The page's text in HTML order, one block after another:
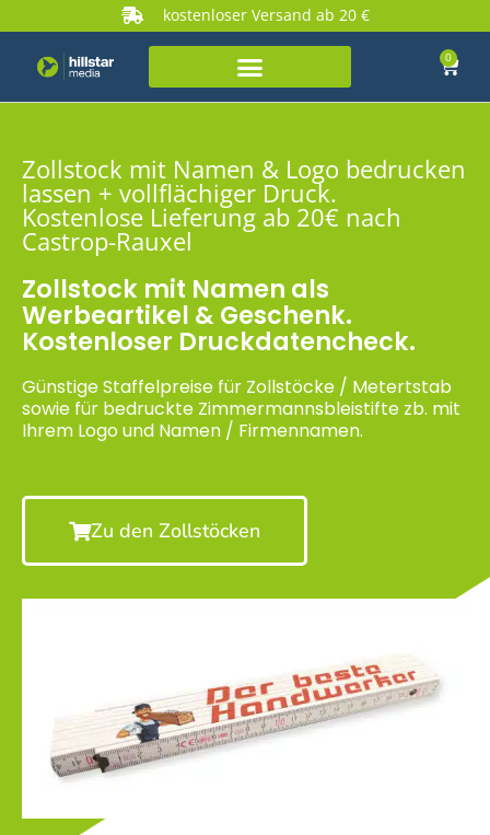
kostenloser Versand ab 20 €
0
Zollstock mit Namen & Logo bedrucken
lassen + vollflächiger Druck.
Kostenlose Lieferung ab 20€ nach
Castrop-Rauxel
Zollstock mit Namen als
Werbeartikel & Geschenk.
Kostenloser Druckdatencheck.
Günstige Staffelpreise für Zollstöcke / Metertstab
sowie für bedruckte Zimmermannsbleistifte zb. mit
Ihrem Logo und Namen / Firmennamen.
Zu den Zollstöcken